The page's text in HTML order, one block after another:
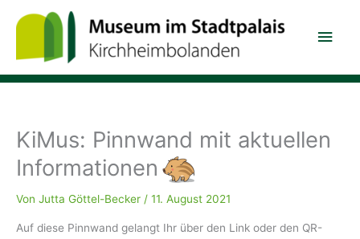
Inhalt
KiMus: Pinnwand mit aktuellen
Informationen
Von Jutta Göttel-Becker / 11. August 2021
Auf diese Pinnwand gelangt Ihr über den Link oder den QR-